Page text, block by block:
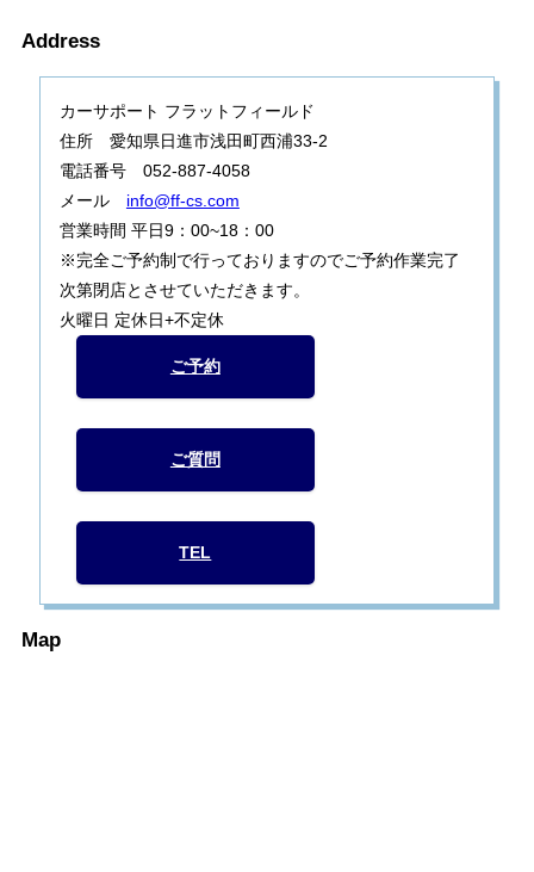
Address
カーサポート フラットフィールド
住所 愛知県日進市浅田町西浦33-2
電話番号 052-887-4058
メール info@ff-cs.com
営業時間 平日9：00~18：00
※完全ご予約制で行っておりますのでご予約作業完了
次第閉店とさせていただきます。
火曜日 定休日+不定休
ご予約
ご質問
TEL
Map